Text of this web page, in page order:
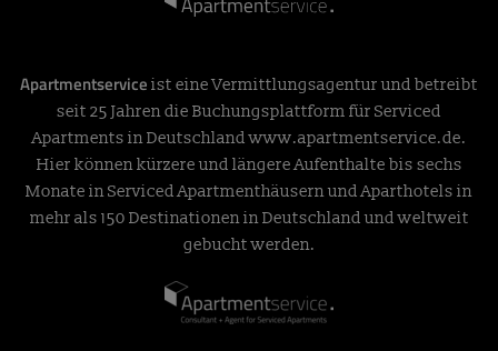
Apartmentservice ist eine Vermittlungsagentur und betreibt
seit 25 Jahren die Buchungsplattform für Serviced
Apartments in Deutschlandwww.apartmentservice.de.
Hier können kürzere und längere Aufenthalte bis sechs
Monate in Serviced Apartmenthäusern und Aparthotels in
mehr als 150 Destinationen in Deutschland und weltweit
gebucht werden.